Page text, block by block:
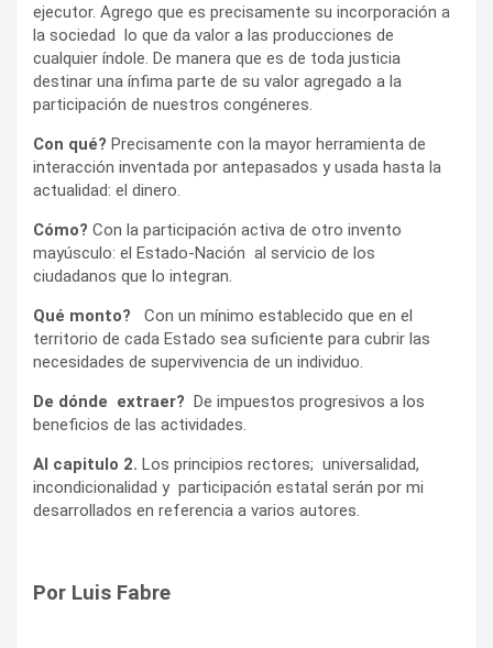
ejecutor. Agrego que es precisamente su incorporación a
la sociedad lo que da valor a las producciones de
cualquier índole. De manera que es de toda justicia
destinar una ínfima parte de su valor agregado a la
participación de nuestros congéneres.
Con qué? Precisamente con la mayor herramienta de
interacción inventada por antepasados y usada hasta la
actualidad: el dinero.
Cómo? Con la participación activa de otro invento
mayúsculo: el Estado-Nación al servicio de los
ciudadanos que lo integran.
Qué monto? Con un mínimo establecido que en el
territorio de cada Estado sea suficiente para cubrir las
necesidades de supervivencia de un individuo.
De dónde extraer? De impuestos progresivos a los
beneficios de las actividades.
Al capitulo 2. Los principios rectores; universalidad,
incondicionalidad y participación estatal serán por mi
desarrollados en referencia a varios autores.
Por Luis Fabre